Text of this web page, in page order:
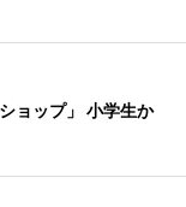
ョップ」 小学生か